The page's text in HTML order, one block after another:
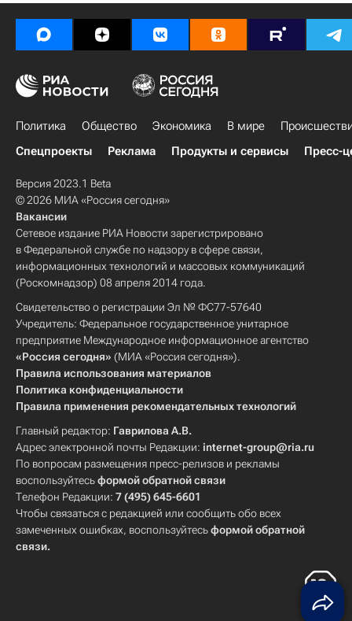
Политика Общество Экономика В мире
Спецпроекты
Реклама Продукты и сервисы Пресс-
Версия 2023.1 Beta
© 2026 МИА «Россия сегодня»
Вакансии
Сетевое издание РИА Новости зарегистрировано
в Федеральной службе по надзору в сфере связи,
информационных технологий и массовых коммуникаций
(Роскомнадзор) 08 апреля 2014 года.
Свидетельство о регистрации Эл № ФС77-57640
Учредитель: Федеральное государственное унитарное
предприятие Международное информационное агентство
«Россия сегодня» (МИА «Россия сегодня»).
Правила использования материалов
Политика конфиденциальности
Правила применения рекомендательных технологий
Главный редактор: Гаврилова А.В.
Адрес электронной почты Редакции: internet-group@ria.ru
По вопросам размещения пресс-релизов и рекламы
воспользуйтесьформой обратной связи
Телефон Редакции: 7 (495) 645-6601
Чтобы связаться с редакцией или сообщить обо всех
замеченных ошибках, воспользуйтесьформой обратной
связи.